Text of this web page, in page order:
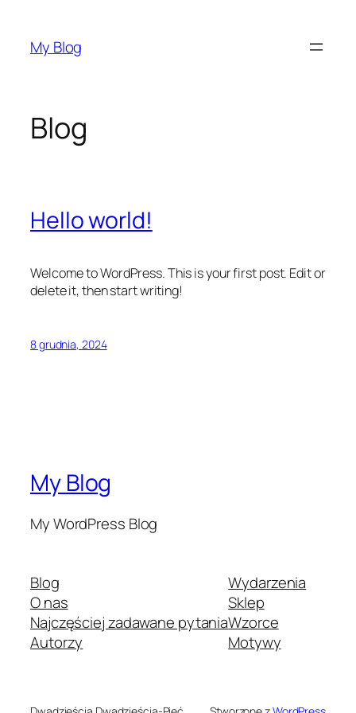
treściMy Blog
Blog
Hello world!
Welcome to WordPress. This is your first post. Edit or
delete it, then start writing!
8 grudnia, 2024
My Blog
My WordPress Blog
Blog
O nas
Najczęściej zadawane pytania
Autorzy
Wydarzenia
Sklep
Wzorce
Motywy